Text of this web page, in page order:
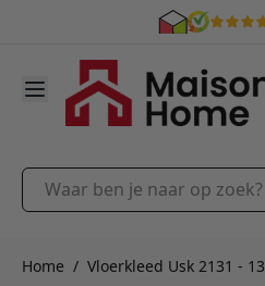
Ga naar de inhoud
Waar ben je naar op zoek?
Home / Vloerkleed Usk 2131 -